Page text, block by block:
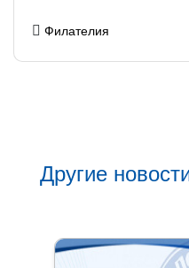
Филателия
Другие